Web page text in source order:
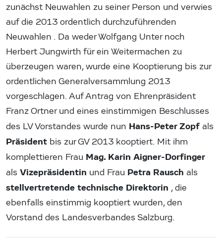
zunächst Neuwahlen zu seiner Person und verwies
auf die 2013 ordentlich durchzuführenden
Neuwahlen . Da weder Wolfgang Unter noch
Herbert Jungwirth für ein Weitermachen zu
überzeugen waren, wurde eine Kooptierung bis zur
ordentlichen Generalversammlung 2013
vorgeschlagen. Auf Antrag von Ehrenpräsident
Franz Ortner und eines einstimmigen Beschlusses
des LV Vorstandes wurde nun Hans-Peter Zopf als
Präsident bis zur GV 2013 kooptiert. Mit ihm
komplettieren Frau Mag. Karin Aigner-Dorfinger
als Vizepräsidentin und Frau Petra Rausch als
stellvertretende technische Direktorin , die
ebenfalls einstimmig kooptiert wurden, den
Vorstand des Landesverbandes Salzburg.